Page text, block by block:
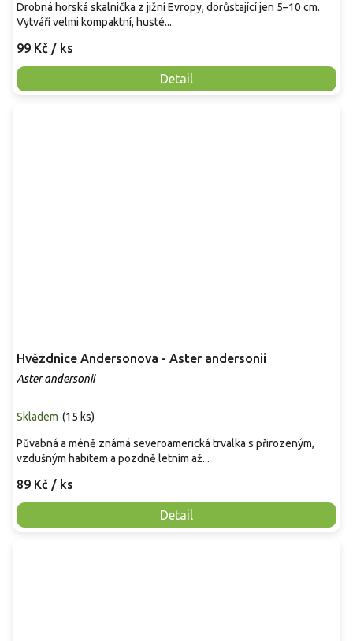
99 Kč / ks
Detail
Drobná horská skalnička z jižní Evropy, dorůstající jen 5–10 cm.
Vytváří velmi kompaktní, husté...
Hvězdnice Andersonova - Aster andersonii
Aster andersonii
Skladem (15 ks)
89 Kč / ks
Detail
Půvabná a méně známá severoamerická trvalka s přirozeným,
vzdušným habitem a pozdně letním až...